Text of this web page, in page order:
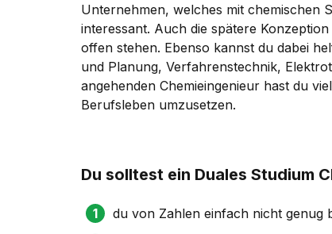
Unternehmen, welches mit chemischen
interessant. Auch die spätere
offen stehen. Ebenso kannst du dabei
und Planung, Verfahrenstechnik,
angehenden Chemieingenieur hast du
Berufsleben umzusetzen.
Du solltest ein Duales Studium
du von Zahlen einfach nicht genug